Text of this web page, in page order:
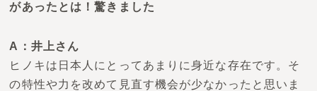
があったとは！驚きました
A：井上さん
ヒノキは日本人にとってあまりに身近な存在です。そ
の特性や力を改めて見直す機会が少なかったと思いま